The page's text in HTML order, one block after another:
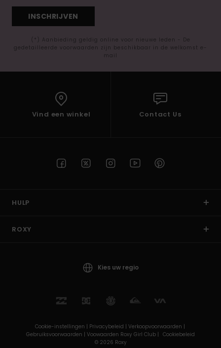
INSCHRIJVEN
(*) Aanbieding geldig online voor nieuwe leden - De
gedetailleerde voorwaarden zijn beschikbaar in de welkomst e-
mail
Vind een winkel Contact Us
HULP
ROXY
Kies uw regio
Cookie-instellingen | Privacybeleid | Verkoopvoorwaarden |
Gebruiksvoorwaarden | Voowaarden Roxy Girl Club | Cookiebeleid
© 2026 Roxy